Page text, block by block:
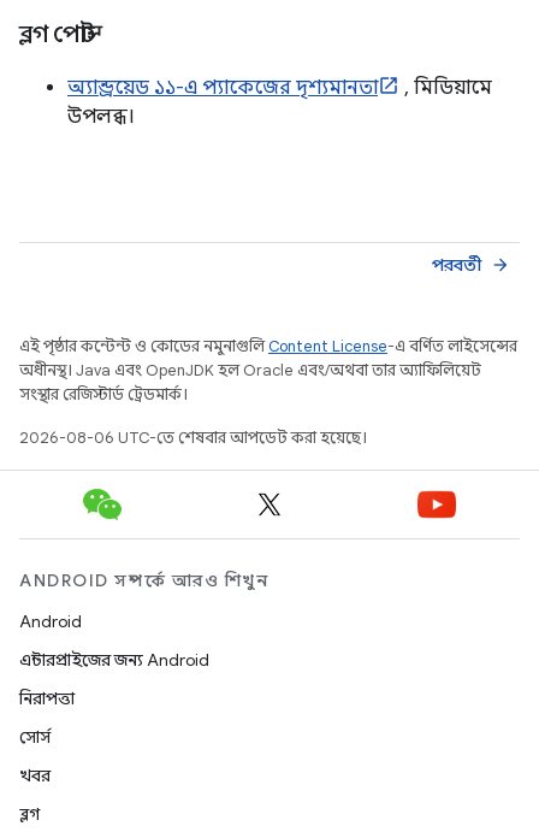
ব্লগ পোস্ট
অ্যান্ড্রয়েড ১১-এ প্যাকেজের দৃশ্যমানতা
, মিডিয়ামে
উপলব্ধ।
পরবর্তী arrow_forward
এই পৃষ্ঠার কন্টেন্ট ও কোডের নমুনাগুলিContent License-এ বর্ণিত লাইসেন্সের
অধীনস্থ। Java এবং OpenJDK হল Oracle এবং/অথবা তার অ্যাফিলিয়েট
সংস্থার রেজিস্টার্ড ট্রেডমার্ক।
2026-08-06 UTC-তে শেষবার আপডেট করা হয়েছে।
ANDROID সম্পর্কে আরও শিখুন
Android
এন্টারপ্রাইজের জন্য Android
নিরাপত্তা
সোর্স
খবর
ব্লগ